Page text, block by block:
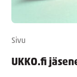
Sivu
UKKO.fi